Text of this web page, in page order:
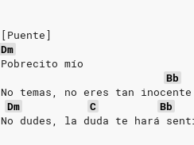
[Puente]
Dm
Pobrecito mío
Bb
No temas, no eres tan
Dm
C
Bb
No dudes, la duda te hará